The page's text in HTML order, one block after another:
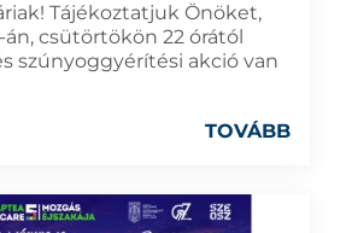
Tájékoztatjuk Önöket,
csütörtökön 22 órától
szúnyoggyérítési akció van
TOVÁBB